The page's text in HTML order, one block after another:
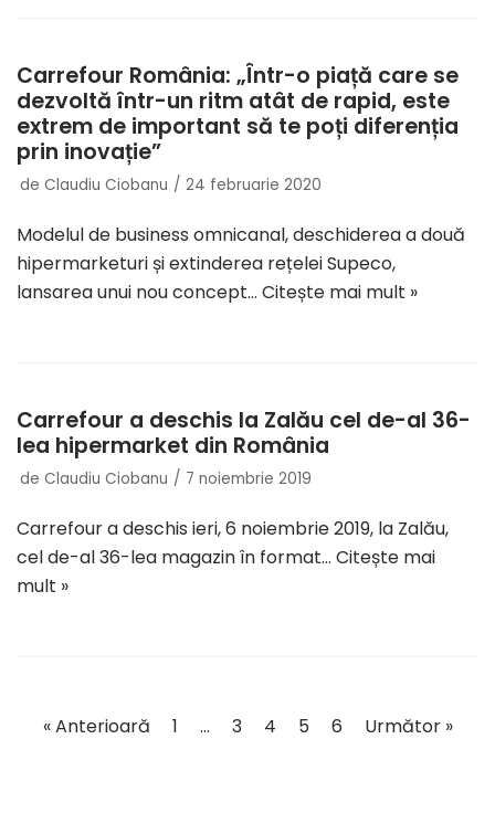
Carrefour România: „Într-o piață care se
dezvoltă într-un ritm atât de rapid, este
extrem de important să te poți diferenția
prin inovație”
de Claudiu Ciobanu 24 februarie 2020
Modelul de business omnicanal, deschiderea a două
hipermarketuri și extinderea rețelei Supeco,
lansarea unui nou concept… Citește mai mult »
Carrefour a deschis la Zalău cel de-al 36-
lea hipermarket din România
de Claudiu Ciobanu 7 noiembrie 2019
Carrefour a deschis ieri, 6 noiembrie 2019, la Zalău,
cel de-al 36-lea magazin în format… Citește mai
mult »
« Anterioară 1 … 3 4 5 6 Următor »